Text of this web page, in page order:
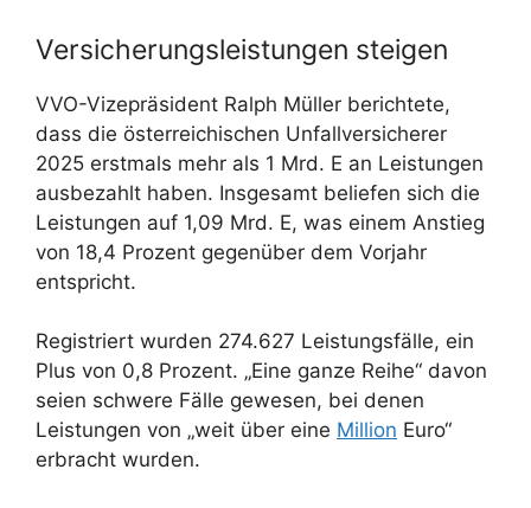
Versicherungsleistungen steigen
VVO-Vizepräsident Ralph Müller berichtete,
dass die österreichischen Unfallversicherer
2025 erstmals mehr als 1 Mrd. E an Leistungen
ausbezahlt haben. Insgesamt beliefen sich die
Leistungen auf 1,09 Mrd. E, was einem Anstieg
von 18,4 Prozent gegenüber dem Vorjahr
entspricht.
Registriert wurden 274.627 Leistungsfälle, ein
Plus von 0,8 Prozent. „Eine ganze Reihe“ davon
seien schwere Fälle gewesen, bei denen
Leistungen von „weit über eine Million Euro“
erbracht wurden.